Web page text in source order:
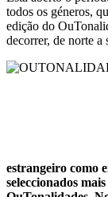
todos os géneros,
edição do
decorrer, de norte a
estrangeiro como
seleccionados